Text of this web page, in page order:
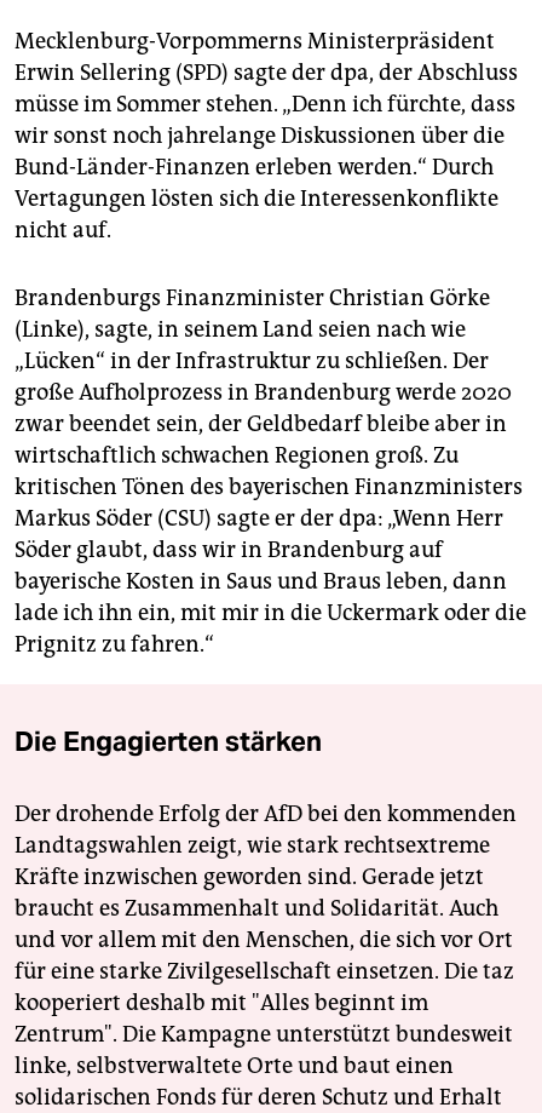
Mecklenburg-Vorpommerns Ministerpräsident
Erwin Sellering (SPD) sagte der dpa, der Abschluss
müsse im Sommer stehen. „Denn ich fürchte, dass
wir sonst noch jahrelange Diskussionen über die
Bund-Länder-Finanzen erleben werden.“ Durch
Vertagungen lösten sich die Interessenkonflikte
nicht auf.
Brandenburgs Finanzminister Christian Görke
(Linke), sagte, in seinem Land seien nach wie
„Lücken“ in der Infrastruktur zu schließen. Der
große Aufholprozess in Brandenburg werde 2020
zwar beendet sein, der Geldbedarf bleibe aber in
wirtschaftlich schwachen Regionen groß. Zu
kritischen Tönen des bayerischen Finanzministers
Markus Söder (CSU) sagte er der dpa: „Wenn Herr
Söder glaubt, dass wir in Brandenburg auf
bayerische Kosten in Saus und Braus leben, dann
lade ich ihn ein, mit mir in die Uckermark oder die
Prignitz zu fahren.“
Die Engagierten stärken
Der drohende Erfolg der AfD bei den kommenden
Landtagswahlen zeigt, wie stark rechtsextreme
Kräfte inzwischen geworden sind. Gerade jetzt
braucht es Zusammenhalt und Solidarität. Auch
und vor allem mit den Menschen, die sich vor Ort
für eine starke Zivilgesellschaft einsetzen. Die taz
kooperiert deshalb mit "Alles beginnt im
Zentrum". Die Kampagne unterstützt bundesweit
linke, selbstverwaltete Orte und baut einen
solidarischen Fonds für deren Schutz und Erhalt